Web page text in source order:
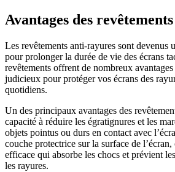
Avantages des
Les revêtements anti-rayures sont devenus
pour prolonger la durée de vie des écrans
revêtements offrent de nombreux
judicieux pour protéger vos écrans des
quotidiens.
Un des principaux avantages des
capacité à réduire les égratignures et les
objets pointus ou durs en contact avec
couche protectrice sur la surface de
efficace qui absorbe les chocs et prévient
les rayures.